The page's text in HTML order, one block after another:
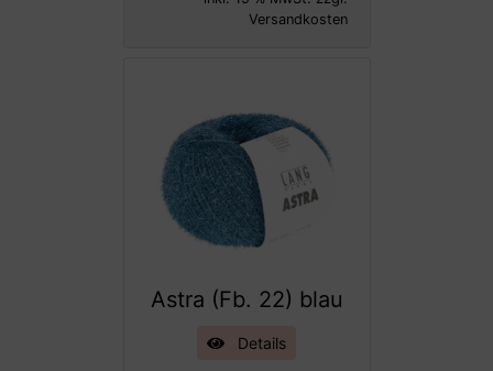
Versandkosten
Astra (Fb. 22) blau
Details